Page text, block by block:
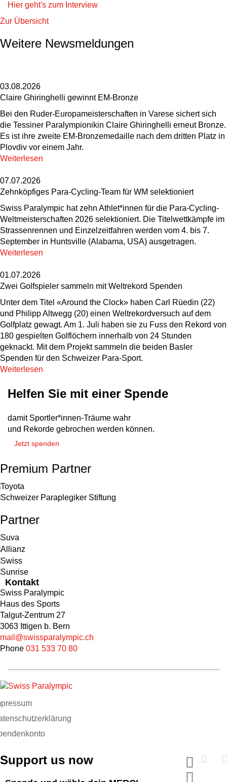
Hier geht's zum Interview
Zur Übersicht
Weitere Newsmeldungen
03.08.2026
Claire Ghiringhelli gewinnt EM-Bronze
Bei den Ruder-Europameisterschaften in Varese sichert sich
die Tessiner Paralympionikin Claire Ghiringhelli erneut Bronze.
Es ist ihre zweite EM-Bronzemedaille nach dem dritten Platz in
Plovdiv vor einem Jahr.
Weiterlesen
07.07.2026
Zehnköpfiges Para-Cycling-Team für WM selektioniert
Swiss Paralympic hat zehn Athlet*innen für die Para-Cycling-
Weltmeisterschaften 2026 selektioniert. Die Titelwettkämpfe im
Strassenrennen und Einzelzeitfahren werden vom 4. bis 7.
September in Huntsville (Alabama, USA) ausgetragen.
Weiterlesen
01.07.2026
Zwei Golfspieler sammeln mit Weltrekord Spenden
Unter dem Titel «Around the Clock» haben Carl Rüedin (22)
und Philipp Altwegg (20) einen Weltrekordversuch auf dem
Golfplatz gewagt. Am 1. Juli haben sie zu Fuss den Rekord von
180 gespielten Golflöchern innerhalb von 24 Stunden
geknackt. Mit dem Projekt sammeln die beiden Basler
Spenden für den Schweizer Para-Sport.
Weiterlesen
Helfen Sie mit einer Spende
damit Sportler*innen-Träume wahr
und Rekorde gebrochen werden können.
Jetzt spenden
Premium Partner
Partner
Kontakt
Swiss Paralympic
Haus des Sports
Talgut-Zentrum 27
3063 Ittigen b. Bern
mail@swissparalympic.ch
Phone 031 533 70 80
Support us now